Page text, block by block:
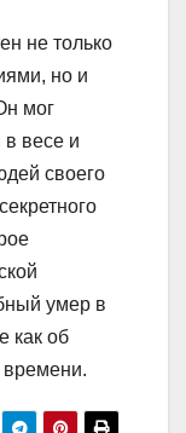
не только
но и
мог
в весе и
своего
умер в
как об
времени.